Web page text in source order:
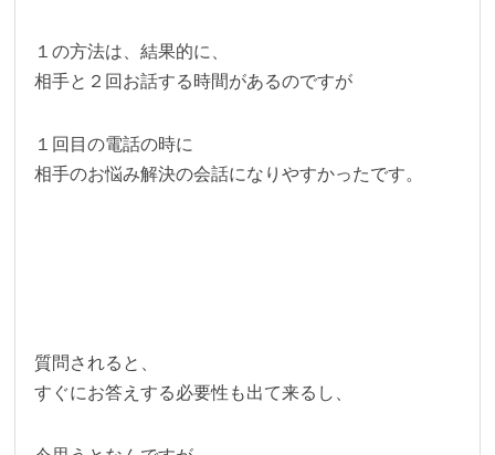
１の方法は、結果的に、
相手と２回お話する時間があるのですが
１回目の電話の時に
相手のお悩み解決の会話になりやすかったです。
質問されると、
すぐにお答えする必要性も出て来るし、